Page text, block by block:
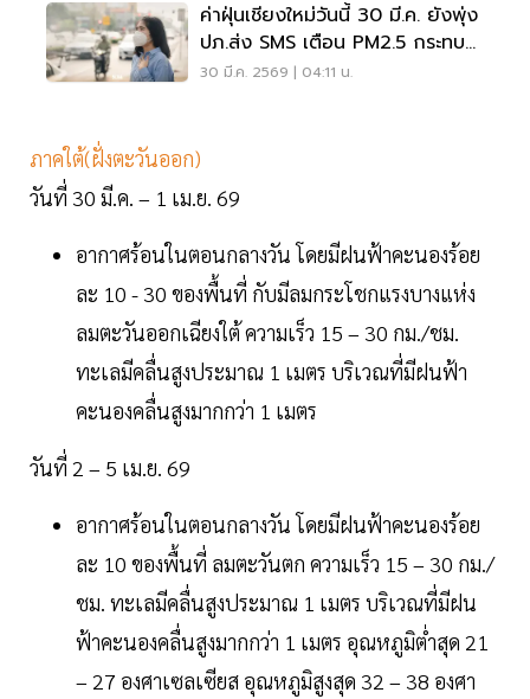
ค่าฝุ่นเชียงใหม่วันนี้ 30 มี.ค. ยังพุ่ง
ปภ.ส่ง SMS เตือน PM2.5 กระทบ
สุขภาพ
30 มี.ค. 2569 | 04:11 น.
ภาคใต้(ฝั่งตะวันออก)
วันที่ 30 มี.ค. – 1 เม.ย. 69
อากาศร้อนในตอนกลางวัน โดยมีฝนฟ้าคะนองร้อย
ละ 10 - 30 ของพื้นที่ กับมีลมกระโชกแรงบางแห่ง
ลมตะวันออกเฉียงใต้ ความเร็ว 15 – 30 กม./ชม.
ทะเลมีคลื่นสูงประมาณ 1 เมตร บริเวณที่มีฝนฟ้า
คะนองคลื่นสูงมากกว่า 1 เมตร
วันที่ 2 – 5 เม.ย. 69
อากาศร้อนในตอนกลางวัน โดยมีฝนฟ้าคะนองร้อย
ละ 10 ของพื้นที่ ลมตะวันตก ความเร็ว 15 – 30 กม./
ชม. ทะเลมีคลื่นสูงประมาณ 1 เมตร บริเวณที่มีฝน
ฟ้าคะนองคลื่นสูงมากกว่า 1 เมตร อุณหภูมิต่ำสุด 21
– 27 องศาเซลเซียส อุณหภูมิสูงสุด 32 – 38 องศา